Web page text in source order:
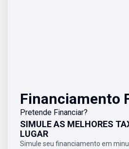
Financiamento
Pretende Financiar?
SIMULE AS MELHORES
LUGAR
Simule seu financiamento em